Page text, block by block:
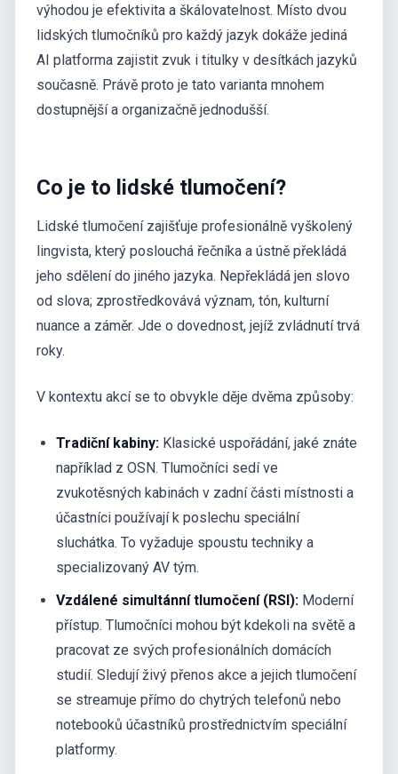
výhodou je efektivita a škálovatelnost. Místo dvou
lidských tlumočníků pro každý jazyk dokáže jediná
AI platforma zajistit zvuk i titulky v desítkách jazyků
současně. Právě proto je tato varianta mnohem
dostupnější a organizačně jednodušší.
Co je to lidské tlumočení?
Lidské tlumočení zajišťuje profesionálně vyškolený
lingvista, který poslouchá řečníka a ústně překládá
jeho sdělení do jiného jazyka. Nepřekládá jen slovo
od slova; zprostředkovává význam, tón, kulturní
nuance a záměr. Jde o dovednost, jejíž zvládnutí trvá
roky.
V kontextu akcí se to obvykle děje dvěma způsoby:
Tradiční kabiny: Klasické uspořádání, jaké znáte
například z OSN. Tlumočníci sedí ve
zvukotěsných kabinách v zadní části místnosti a
účastníci používají k poslechu speciální
sluchátka. To vyžaduje spoustu techniky a
specializovaný AV tým.
Vzdálené simultánní tlumočení (RSI): Moderní
přístup. Tlumočníci mohou být kdekoli na světě a
pracovat ze svých profesionálních domácích
studií. Sledují živý přenos akce a jejich tlumočení
se streamuje přímo do chytrých telefonů nebo
notebooků účastníků prostřednictvím speciální
platformy.